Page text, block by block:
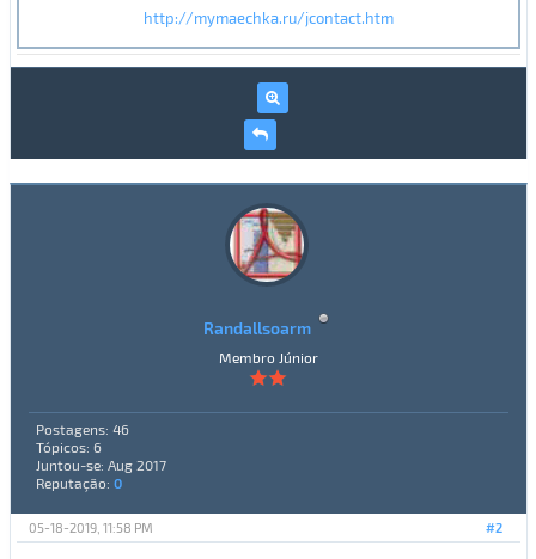
http://mymaechka.ru/jcontact.htm
Randallsoarm
Membro Júnior
Postagens: 46
Tópicos: 6
Juntou-se: Aug 2017
Reputação: 0
#2
05-18-2019, 11:58 PM